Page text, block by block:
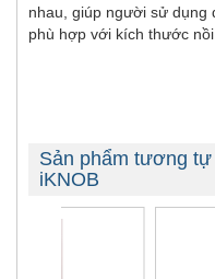
nhau, giúp người sử dụng
phù hợp với kích thước nồi.
Sản phẩm tương
iKNOB